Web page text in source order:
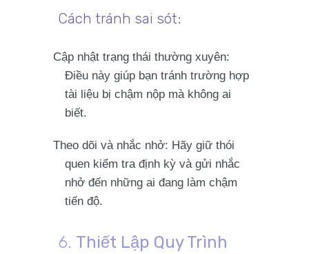
Cách tránh sai sót:
Cập nhật trạng thái thường xuyên:
Điều này giúp bạn tránh trường hợp
tài liệu bị chậm nộp mà không ai
biết.
Theo dõi và nhắc nhở: Hãy giữ thói
quen kiểm tra định kỳ và gửi nhắc
nhở đến những ai đang làm chậm
tiến độ.
6. Thiết Lập Quy Trình